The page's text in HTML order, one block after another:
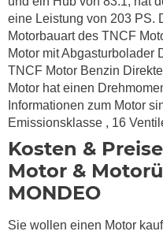
eine Leistung von 203 PS.
Motorbauart des TNCF
Motor mit Abgasturbolader
TNCF Motor Benzin
Motor hat einen
Informationen zum Motor
Emissionsklasse , 16
Kosten &
Motor &
MONDEO
Sie wollen einen Motor